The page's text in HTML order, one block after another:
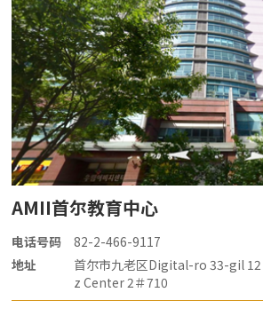
AMII首尔教育中心
电话号码
82-2-466-9117
地址
首尔市九老区Digital-ro 33-gil
z Center 2＃710